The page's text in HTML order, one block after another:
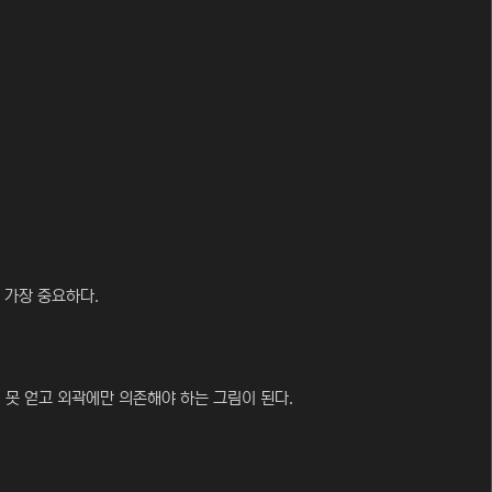
장 중요하다.
얻고 외곽에만 의존해야 하는 그림이 된다.